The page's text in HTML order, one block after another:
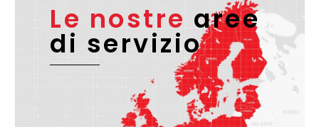
Le nostre aree
di servizio